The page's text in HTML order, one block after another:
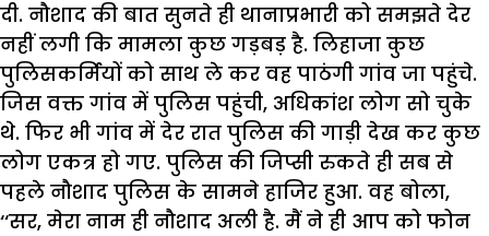
दी. नौशाद की बात सुनते ही थानाप्रभारी को समझते देर
नहीं लगी कि मामला कुछ गड़बड़ है. लिहाजा कुछ
पुलिसकर्मियों को साथ ले कर वह पाठंगी गांव जा पहुंचे.
जिस वक्त गांव में पुलिस पहुंची, अधिकांश लोग सो चुके
थे. फिर भी गांव में देर रात पुलिस की गाड़ी देख कर कुछ
लोग एकत्र हो गए. पुलिस की जिप्सी रुकते ही सब से
पहले नौशाद पुलिस के सामने हाजिर हुआ. वह बोला,
‘‘सर, मेरा नाम ही नौशाद अली है. मैं ने ही आप को फोन